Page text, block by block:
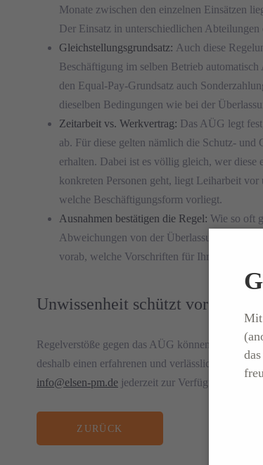
Monate zwischen den einzelnen Einsätzen
Der Einsatz in unterschiedlichen
Gleichstellungsgrundsatz: Auch diese
Beschäftigung im selben Betrieb
den Equal-Pay-Grundsatz auch
dieselben Bedingungen wie bei der
Zeitarbeit vs. Werkvertrag: Das AÜG legt
ab. Für diese gelten nämlich die Schutz-
erhalten. Dabei ist es völlig gleich, wer diese
konkreten Personen geht, liegt Leiharbeit
welche Beschäftigungsform vorliegt.
Ausnahmen bestätigen die Regel: Wie so oft
Abweichungen von der
vorab, welche Vorschriften für Ihr
Unwissenheit schützt vor Strafe
Regelverstöße gegen das AÜG können Sie teuer
deshalb einen erfahrenen und verlässlichen
info@elsen-pm.de jederzeit zur Verfügung.
ZURÜCK
20. MAI 2026
Mit